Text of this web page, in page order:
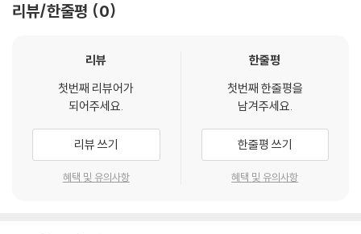
리뷰/한줄평 0
리뷰
첫번째 리뷰어가
되어주세요.
리뷰 쓰기
혜택 및 유의사항
한줄평
첫번째 한줄평을
남겨주세요.
한줄평 쓰기
혜택 및 유의사항